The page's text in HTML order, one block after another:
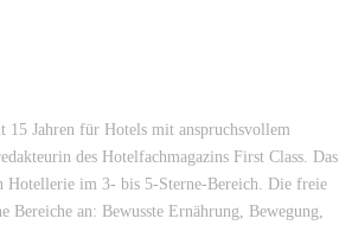
15 Jahren für Hotels mit anspruchsvollem
des Hotelfachmagazins First Class. Das
Hotellerie im 3- bis 5-Sterne-Bereich. Die freie
an: Bewusste Ernährung, Bewegung,